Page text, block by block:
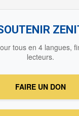
tous en 4 langues,
lecteurs.
FAIRE UN DON